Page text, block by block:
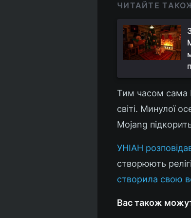
ЧИТАЙТЕ
Тим часом сама
світі. Минулої
Mojang
УНІАН
створюють
створила свою
Вас також